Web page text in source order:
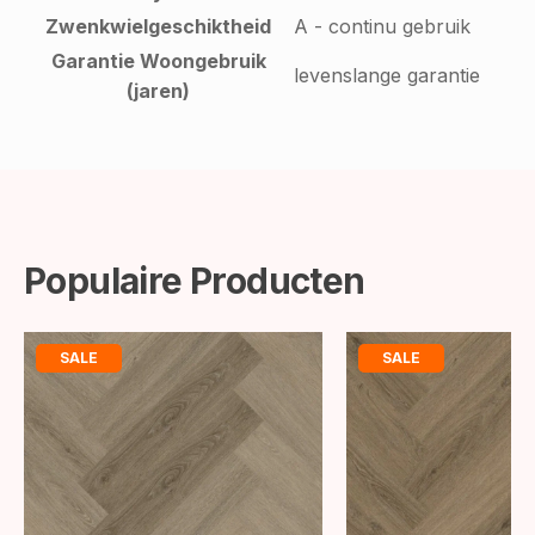
Zwenkwielgeschiktheid
A - continu gebruik
Garantie Woongebruik
(jaren)
levenslange garantie
Populaire Producten
SALE SALE